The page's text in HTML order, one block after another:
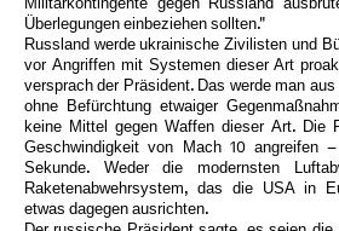
Überlegungen einbeziehen sollten."
Russland werde ukrainische Zivilisten und
vor Angriffen mit Systemen dieser Art
versprach der Präsident. Das werde man
ohne Befürchtung etwaiger
keine Mittel gegen Waffen dieser Art. Die
Geschwindigkeit von Mach 10 angreifen
Sekunde. Weder die modernsten
Raketenabwehrsystem, das die USA in
etwas dagegen ausrichten.